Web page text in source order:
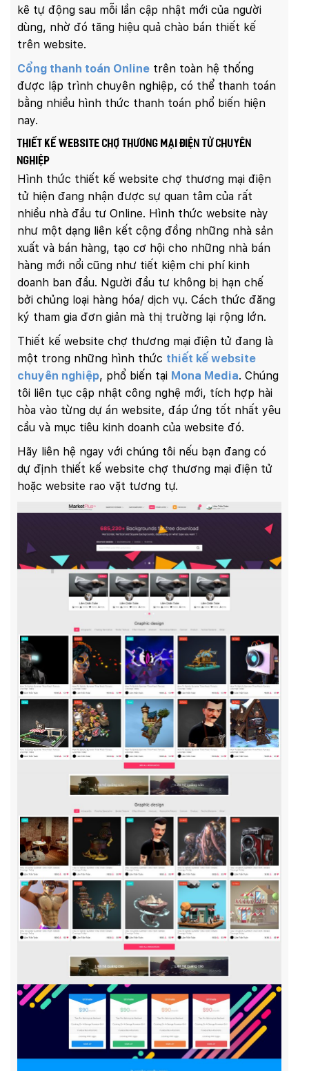
kê tự động sau mỗi lần cập nhật mới của người
dùng, nhờ đó tăng hiệu quả chào bán thiết kế
trên website.
Cổng thanh toán Online trên toàn hệ thống
được lập trình chuyên nghiệp, có thể thanh toán
bằng nhiều hình thức thanh toán phổ biến hiện
nay.
Thiết kế website chợ thương mại điện tử chuyên
nghiệp
Hình thức thiết kế website chợ thương mại điện
tử hiện đang nhận được sự quan tâm của rất
nhiều nhà đầu tư Online. Hình thức website này
như một dạng liên kết cộng đồng những nhà sản
xuất và bán hàng, tạo cơ hội cho những nhà bán
hàng mới nổi cũng như tiết kiệm chi phí kinh
doanh ban đầu. Người đầu tư không bị hạn chế
bởi chủng loại hàng hóa/ dịch vụ. Cách thức đăng
ký tham gia đơn giản mà thị trường lại rộng lớn.
Thiết kế website chợ thương mại điện tử đang là
một trong những hình thức thiết kế website
chuyên nghiệp, phổ biến tại Mona Media. Chúng
tôi liên tục cập nhật công nghệ mới, tích hợp hài
hòa vào từng dự án website, đáp ứng tốt nhất yêu
cầu và mục tiêu kinh doanh của website đó.
Hãy liên hệ ngay với chúng tôi nếu bạn đang có
dự định thiết kế website chợ thương mại điện tử
hoặc website rao vặt tương tự.